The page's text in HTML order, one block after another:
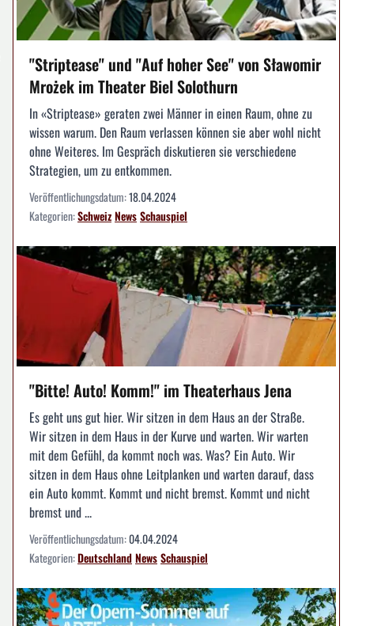
"Striptease" und "Auf hoher See" von Sławomir
Mrożek im Theater Biel Solothurn
In «Striptease» geraten zwei Männer in einen Raum, ohne zu
wissen warum. Den Raum verlassen können sie aber wohl nicht
ohne Weiteres. Im Gespräch diskutieren sie verschiedene
Strategien, um zu entkommen.
Veröffentlichungsdatum:18.04.2024
Kategorien:SchweizNewsSchauspiel
"Bitte! Auto! Komm!" im Theaterhaus Jena
Es geht uns gut hier. Wir sitzen in dem Haus an der Straße.
Wir sitzen in dem Haus in der Kurve und warten. Wir warten
mit dem Gefühl, da kommt noch was. Was? Ein Auto. Wir
sitzen in dem Haus ohne Leitplanken und warten darauf, dass
ein Auto kommt. Kommt und nicht bremst. Kommt und nicht
bremst und ...
Veröffentlichungsdatum:04.04.2024
Kategorien:DeutschlandNewsSchauspiel